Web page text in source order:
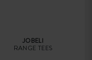
JOBELI
RANGE TEES